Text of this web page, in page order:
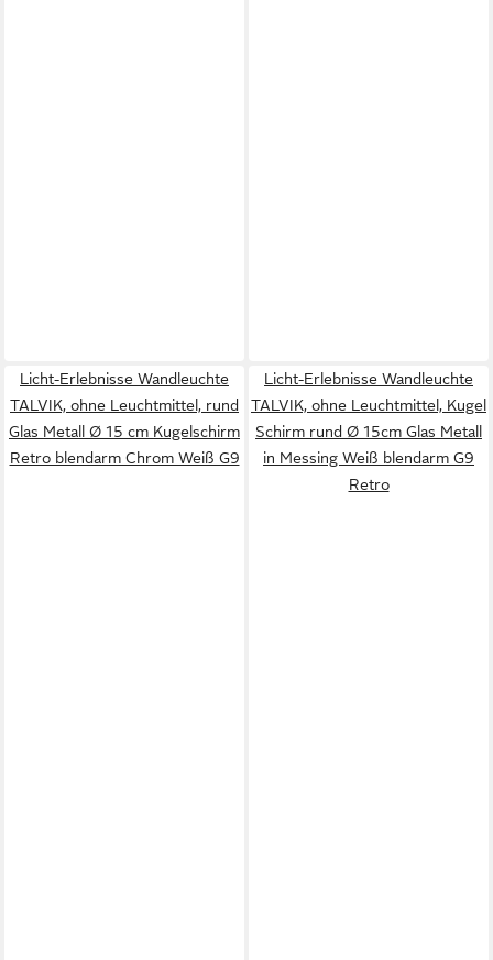
Licht-Erlebnisse Wandleuchte
TALVIK, ohne Leuchtmittel, rund
Glas Metall Ø 15 cm Kugelschirm
Retro blendarm Chrom Weiß G9
Licht-Erlebnisse Wandleuchte
TALVIK, ohne Leuchtmittel, Kugel
Schirm rund Ø 15cm Glas Metall
in Messing Weiß blendarm G9
Retro